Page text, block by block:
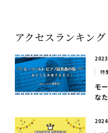
アクセスランキング
特
モ
な